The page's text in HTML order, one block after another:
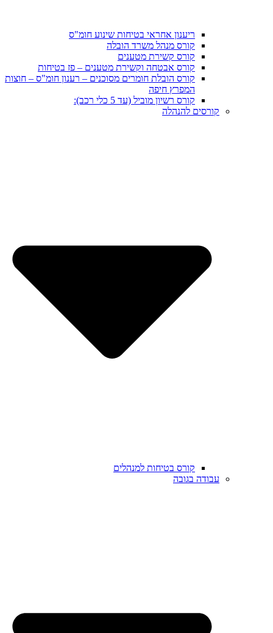
ריענון אחראי בטיחות שינוע חומ"ס
קורס מנהל משרד הובלה
קורס קשירת מטענים
קורס אבטחה וקשירת מטענים – פז בטיחות
קורס הובלת חומרים מסוכנים – רענון חומ"ס – חוצות
המפרץ חיפה
קורס רשיון מוביל (עד 5 כלי רכב):
קורסים להנהלה
קורס בטיחות למנהלים
עבודה בגובה